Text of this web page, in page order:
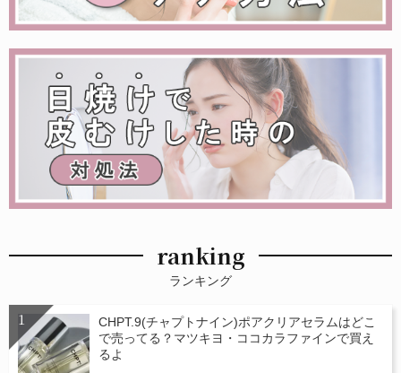
ranking
ランキング
CHPT.9(チャプトナイン)ポアクリアセラムはどこ
で売ってる？マツキヨ・ココカラファインで買え
るよ